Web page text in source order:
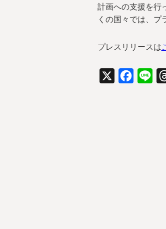
計画への支援を行
くの国々では、プ
プレスリリースは